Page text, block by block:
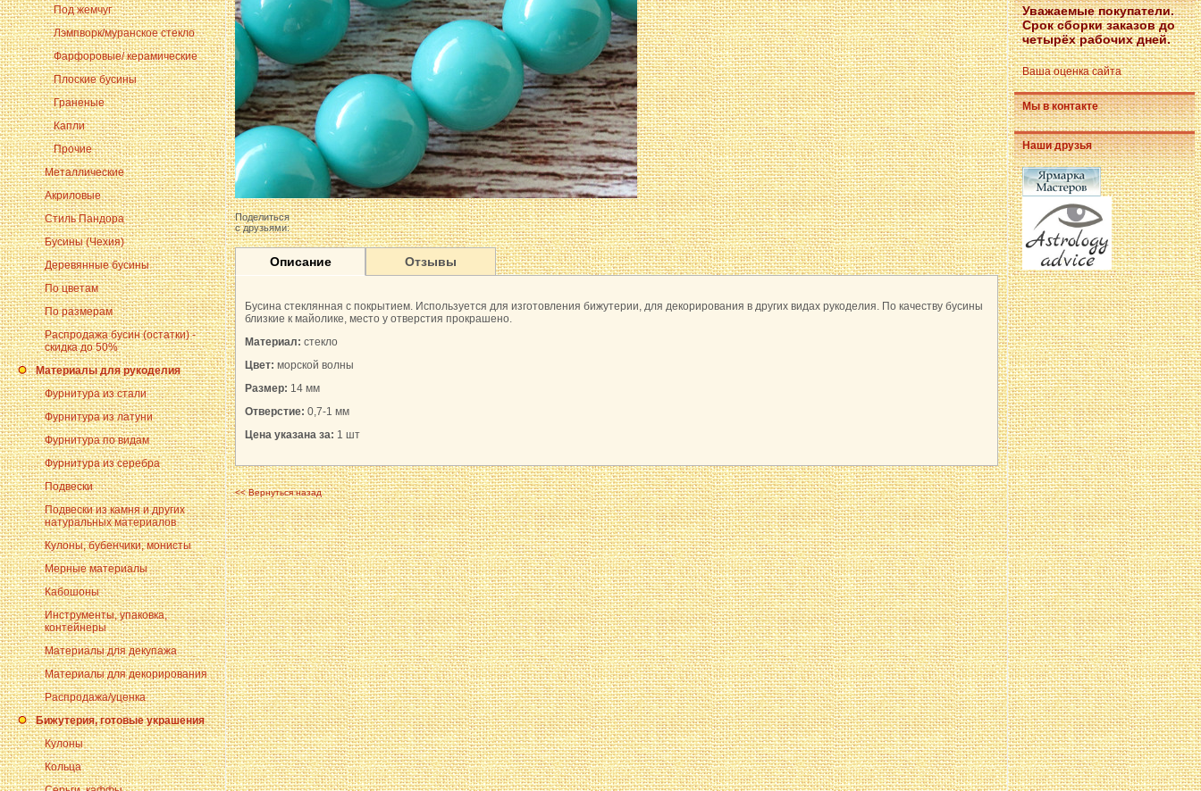
Под жемчуг
Лэмпворк/муранское стекло
Фарфоровые/ керамические
Плоские бусины
Граненые
Капли
Прочие
Металлические
Акриловые
Стиль Пандора
Бусины (Чехия)
Деревянные бусины
По цветам
По размерам
Распродажа бусин (остатки) -
скидка до 50%
Материалы для рукоделия
Фурнитура из стали
Фурнитура из латуни
Фурнитура по видам
Фурнитура из серебра
Подвески
Подвески из камня и других
натуральных материалов
Кулоны, бубенчики, монисты
Мерные материалы
Кабошоны
Инструменты, упаковка,
контейнеры
Материалы для декупажа
Материалы для декорирования
Распродажа/уценка
Бижутерия, готовые украшения
Кулоны
Кольца
Поделиться
с друзьями:
Описание Отзывы
Бусина стеклянная с покрытием. Используется для изготовления бижутерии, для декорирования в других видах рукоделия. По качеству бусины
близкие к майолике, место у отверстия прокрашено.
Материал: стекло
Цвет: морской волны
Размер: 14 мм
Отверстие: 0,7-1 мм
Цена указана за: 1 шт
<< Вернуться назад
Уважаемые покупатели.
Срок сборки заказов до
четырёх рабочих дней.
Ваша оценка сайта
Мы в контакте
Наши друзья